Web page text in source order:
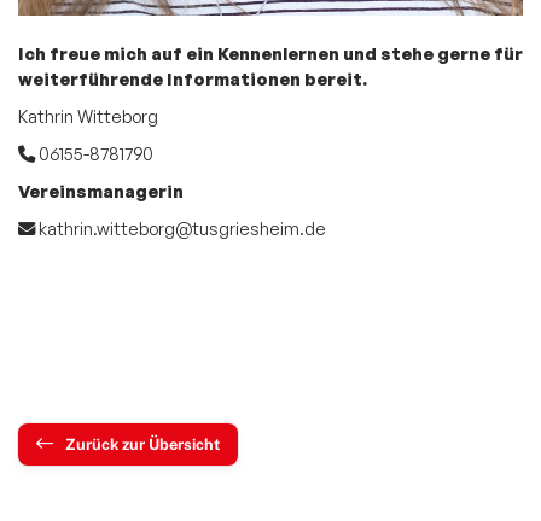
Ich freue mich auf ein Kennenlernen und stehe gerne für
weiterführende Informationen bereit.
Kathrin Witteborg
06155-8781790
Vereinsmanagerin
kathrin.witteborg@tusgriesheim.de
Zurück zur Übersicht